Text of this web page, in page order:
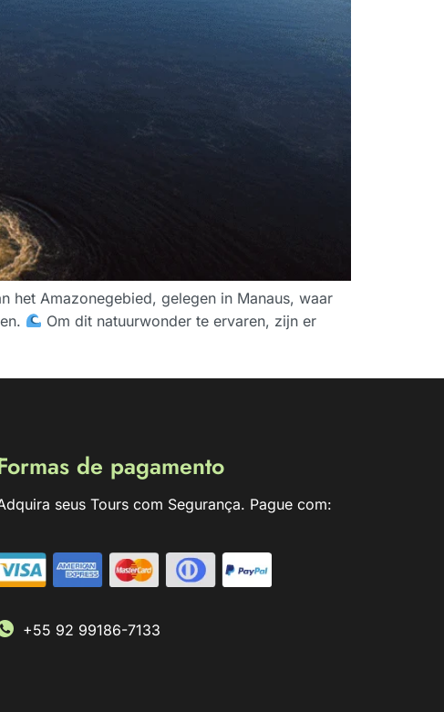
het Amazonegebied, gelegen in Manaus, waar
Om dit natuurwonder te ervaren, zijn er
de pagamento
seus Tours com Segurança. Pague com:
+55 92 99186-7133